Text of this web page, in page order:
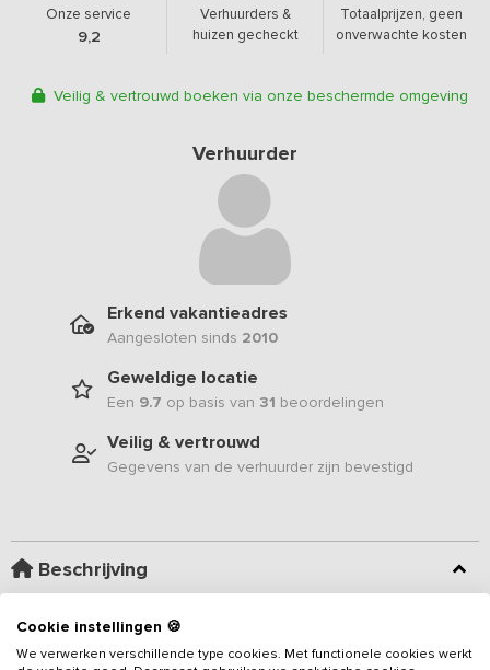
Onze service
9,2
Verhuurders &
huizen gecheckt
Totaalprijzen, geen
onverwachte kosten
Veilig & vertrouwd boeken via onze beschermde omgeving
Verhuurder
Erkend vakantieadres
Aangesloten sinds 2010
Geweldige locatie
Een 9.7 op basis van 31 beoordelingen
Veilig & vertrouwd
Gegevens van de verhuurder zijn bevestigd
Beschrijving
Ditvakantieadresvoor 32 personen heeft een aparte ruime
feest-/recreatieruimte met een sfeervolle bar en in het midden
Cookie instellingen 🍪
We verwerken verschillende type cookies. Met functionele cookies werkt